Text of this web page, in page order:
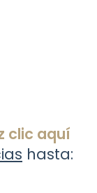
clic aquí
hasta: